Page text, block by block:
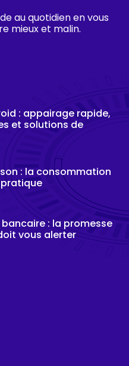
au quotidien en vous
mieux et malin.
: appairage rapide,
et solutions de
: la consommation
pratique
bancaire : la promesse
vous alerter